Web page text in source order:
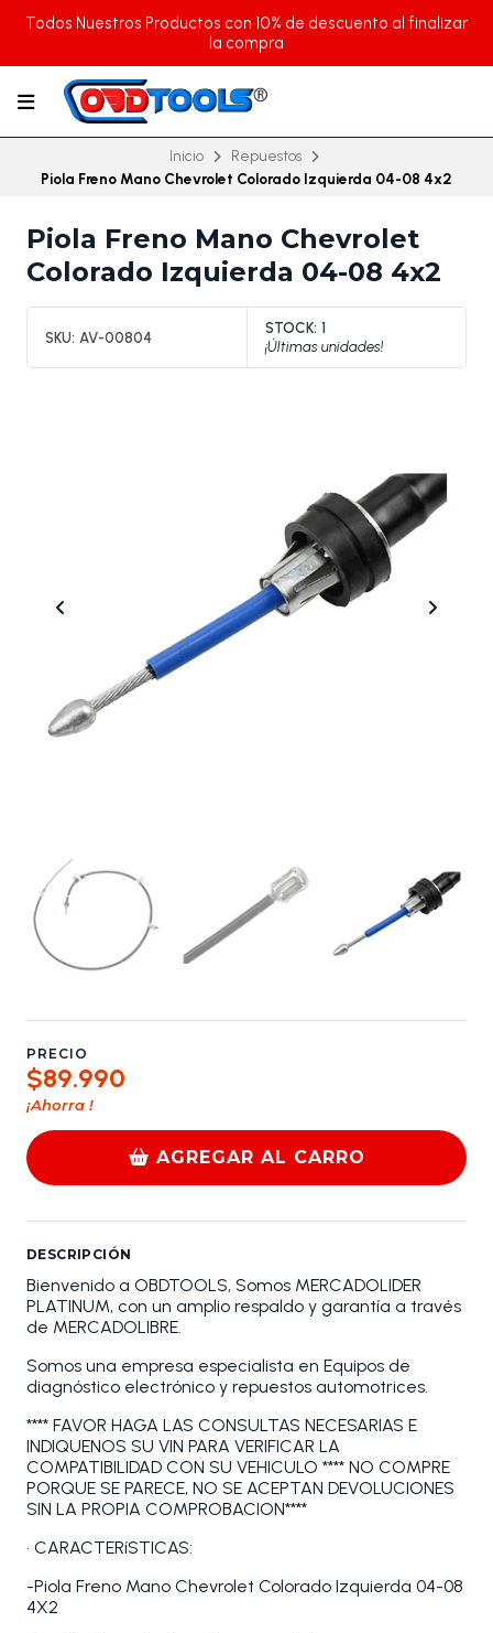
Todos Nuestros Productos con 10% de descuento al finalizar
la compra
Inicio
Repuestos
Piola Freno Mano Chevrolet Colorado Izquierda 04-08 4x2
Piola Freno Mano Chevrolet
Colorado Izquierda 04-08 4x2
SKU: AV-00804
STOCK: 1
¡Últimas unidades!
PRECIO
$89.990
¡Ahorra !
AGREGAR AL CARRO
DESCRIPCIÓN
Bienvenido a OBDTOOLS, Somos MERCADOLIDER
PLATINUM, con un amplio respaldo y garantía a través
de MERCADOLIBRE.
Somos una empresa especialista en Equipos de
diagnóstico electrónico y repuestos automotrices.
**** FAVOR HAGA LAS CONSULTAS NECESARIAS E
INDIQUENOS SU VIN PARA VERIFICAR LA
COMPATIBILIDAD CON SU VEHICULO **** NO COMPRE
PORQUE SE PARECE, NO SE ACEPTAN DEVOLUCIONES
SIN LA PROPIA COMPROBACION****
• CARACTERíSTICAS:
-Piola Freno Mano Chevrolet Colorado Izquierda 04-08
4X2